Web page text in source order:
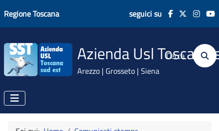
Regione Toscana seguici su
Azienda Usl Toscana
Arezzo | Grosseto | Siena
Cerca